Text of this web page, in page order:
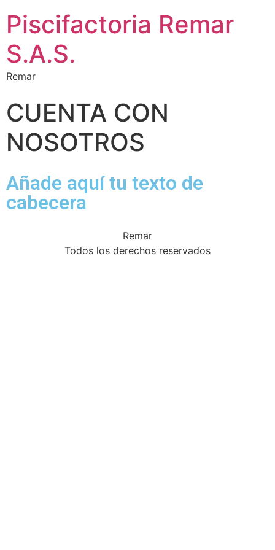
Piscifactoria Remar
S.A.S.
Remar
CUENTA CON
NOSOTROS
Añade aquí tu texto de
cabecera
Remar
Todos los derechos reservados